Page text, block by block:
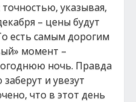
указывая,
– цены будут
есть самым дорогим
момент –
ночь. Правда
и увезут
что в этот день